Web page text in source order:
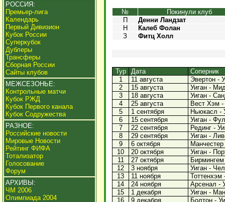
РОССИЯ:
Премьер-лига
Календарь
Первый Дивизион
Кубок России
Суперкубок
Дублеры
Трансферы
Сборная России
Сайты клубов
МЕЖСЕЗОНЬЕ:
Контрольные матчи
Кубок РЖД
Кубок Первого канала
Кубок Содружества
РАЗНОЕ:
Российские новости
Мировые Новости
Рейтинг ФИФА
Тотализатор
Голосование
Форум
АРХИВЫ:
ЧМ 2006
Олимпиада 2004
№
Покинули клуб
П
Денни Ландзат
Н
Калеб Фолан
З
Фитц Холл
Тур Дата
Соперник
1
11 августа
Эвертон -
2
15 августа
Уиган -
3
18 августа
Уиган -
4
25 августа
Вест Хэм -
5
1 сентября
Ньюкасл -
6
15 сентября
Уиган -
7
22 сентября
Рединг -
8
29 сентября
Уиган -
9
6 октября
10
20 октября
Уиган -
11
27 октября
12
3 ноября
Уиган -
13
11 ноября
Тоттенхэм
14
24 ноября
Арсенал -
15
1 декабря
Уиган -
16
9 декабря
Болтон -